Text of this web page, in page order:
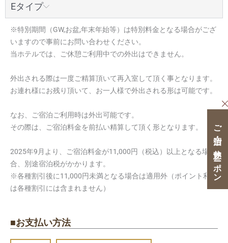
Eタイプ
※特別期間（GW,お盆,年末年始等）は特別料金となる場合がござ
いますので事前にお問い合わせください。
当ホテルでは、ご休憩ご利用中での外出はできません。
外出される際は一度ご精算頂いて再入室して頂く事となります。
お連れ様にお残り頂いて、お一人様で外出される形は可能です。
なお、ご宿泊ご利用時は外出可能です。
その際は、ご宿泊料金を前払い精算して頂く形となります。
2025年9月より、ご宿泊料金が11,000円（税込）以上となる場
合、別途宿泊税がかかります。
※各種割引後に11,000円未満となる場合は適用外（ポイント利用
は各種割引には含まれません）
■お支払い方法
ご宿泊・ご休憩クーポン